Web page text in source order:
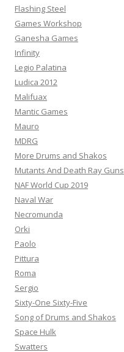
Flashing Steel
Games Workshop
Ganesha Games
Infinity
Legio Palatina
Ludica 2012
Malifuax
Mantic Games
Mauro
MDRG
More Drums and Shakos
Mutants And Death Ray Guns
NAF World Cup 2019
Naval War
Necromunda
Orki
Paolo
Pittura
Roma
Sergio
Sixty-One Sixty-Five
Song of Drums and Shakos
Space Hulk
Swatters